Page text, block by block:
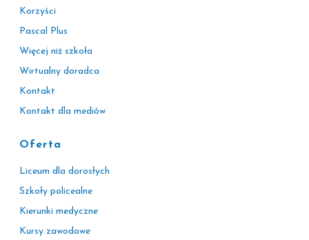
Korzyści
Pascal Plus
Więcej niż szkoła
Wirtualny doradca
Kontakt
Kontakt dla mediów
Oferta
Liceum dla dorosłych
Szkoły policealne
Kierunki medyczne
Kursy zawodowe